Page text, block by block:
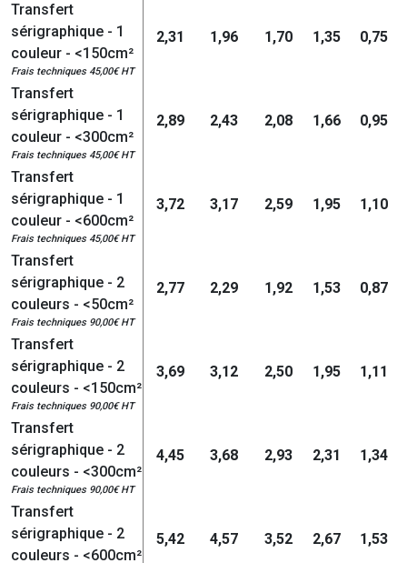
Transfert
sérigraphique - 1
couleur - <150cm²
Frais techniques 45,00€ HT
2,31 1,96 1,70 1,35 0,75
Transfert
sérigraphique - 1
couleur - <300cm²
Frais techniques 45,00€ HT
2,89 2,43 2,08 1,66 0,95
Transfert
sérigraphique - 1
couleur - <600cm²
Frais techniques 45,00€ HT
3,72 3,17 2,59 1,95 1,10
Transfert
sérigraphique - 2
couleurs - <50cm²
Frais techniques 90,00€ HT
2,77 2,29 1,92 1,53 0,87
Transfert
sérigraphique - 2
couleurs - <150cm²
Frais techniques 90,00€ HT
3,69 3,12 2,50 1,95 1,11
Transfert
sérigraphique - 2
couleurs - <300cm²
Frais techniques 90,00€ HT
4,45 3,68 2,93 2,31 1,34
Transfert
sérigraphique - 2
couleurs - <600cm²
5,42 4,57 3,52 2,67 1,53